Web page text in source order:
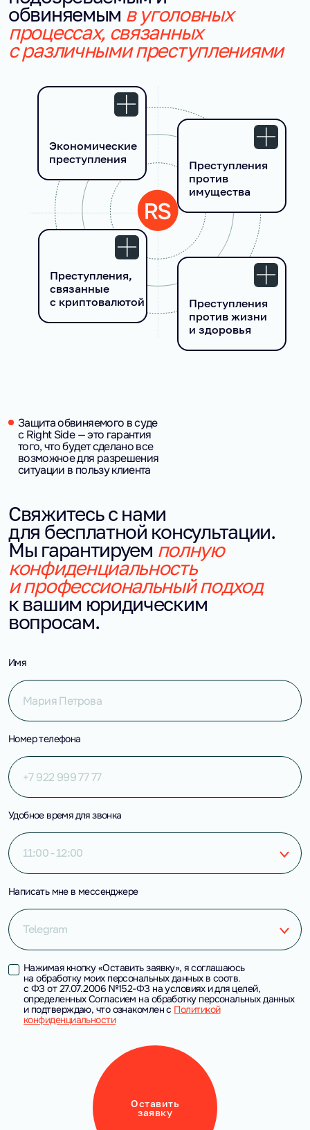
обвиняемым в уголовных
процессах, связанных
с различными преступлениями
Экономические
преступления
Преступления
против жизни
и здоровья
Преступления
против
имущества
Преступления,
связанные
с криптовалютой
Защита обвиняемого в суде
с Right Side — это гарантия
того, что будет сделано все
возможное для разрешения
ситуации в пользу клиента
Свяжитесь с нами
для бесплатной консультации.
Мы гарантируем полную
конфиденциальность
и профессиональный подход
к вашим юридическим
вопросам.
Имя
Номер телефона
Удобное время для звонка
11:00 - 12:00
Написать мне в мессенджере
Telegram
Нажимая кнопку «Оставить заявку», я соглашаюсь
на обработку моих персональных данных в соотв.
с ФЗ от 27.07.2006 №152-ФЗ на условиях и для целей,
определенных Согласием на обработку персональных данных
и подтверждаю, что ознакомлен с Политикой
конфиденциальности
Оставить
заявку